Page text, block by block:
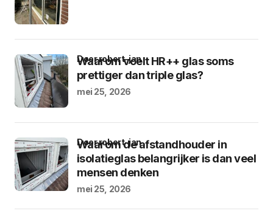
Waarom voelt HR++ glas soms
prettiger dan triple glas?
door robert-jan
mei 25, 2026
Waarom de afstandhouder in
isolatieglas belangrijker is dan veel
mensen denken
door robert-jan
mei 25, 2026